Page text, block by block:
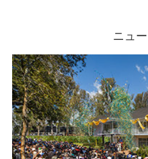
ニュ